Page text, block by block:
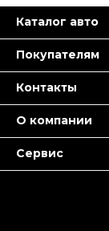
Каталог авто
Покупателям
Контакты
О компании
Сервис